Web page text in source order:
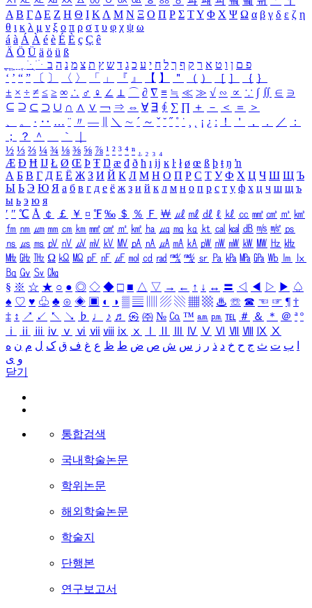
Α Β ΓΔ Ε Ζ Η Θ Ι ΚΛ Μ Ν Ξ Ο Π Ρ Σ ΤΥ Φ Χ Ψ Ω α β γ δ ε ζ η
θ ι κ λ μ ν ξ ο π ρ σ τ υ φ χ ψ ω
á à Á À é è É È ç Ç ê
Ä Ö Ü ä ö ü ß
ִֶֹ ֻּ ׁׂ פ ם ן ו ט א ר ק ף ך ל ח י ע כ ג ד ש ץ ת צ מ נ ה ב
‘ ’ “ ” 〔 〕 〈 〉 「 」 『 』 【 】 ＂ （ ） ［ ］ ｛ ｝
± × ÷ ≠ ≤ ≥ ∞ ∴ ♂ ♀ ∠ ⊥ ⌒ ∂ ∇ ≡ ≒ ≪ ≫ √ ∽ ∝ ∵ ∫ ∬ ∈ ∋
⊆ ⊇ ⊂ ⊃ ∪ ∩ ∧ ∨ ￢ ⇒ ⇔ ∀ ∃ ∮ ∑ ∏ ＋ － ＜ ＝
＞
、
。 · ‥ … ¨ 〃 ― ＼ ∼ ´ ～ ˇ ˘ ˝ ˚ ˙ ¸ ¡ ¿ ː ！ ＇ ， ． ／
：
；
？ ＾ ｀
½ ⅓ ⅔ ¼ ¾ ⅛ ⅜ ⅝ ⅞ ¹ ² ³ ⁴ ⁿ ₁ ₂ ₃ ₄
Æ Ð Ħ Ĳ Ł Ø Œ Þ Ŧ Ŋ æ đ ð ħ ı ĳ ĸ ŀ ł ø œ ß þ ŧ ŋ ŉ
А Б В Г Д Е Ё Ж З И Й К Л М Н О П Р С Т У Ф Х Ц Ч Ш Щ Ъ
Ы Ь Э Ю Я а б в г д е ё ж з и й к л м н о п р с т у ф х ц ч ш щ ъ
ы ь э ю я
′ ″ ℃ Å ￠ ￡ ￥ ¤ ℉ ‰ ＄ ％ Ｆ ￦ ㎕ ㎖ ㎗ ℓ ㎘ ㏄ ㎣ ㎤ ㎥ ㎦
㎙ ㎚ ㎛ ㎜ ㎝ ㎞ ㎟ ㎠ ㎡ ㎢ ㏊ ㎍ ㎎ ㎏ ㏏ ㎈ ㎉ ㏈ ㎧ ㎨ ㎰
㎱ ㎲ ㎳ ㎴ ㎵ ㎶ ㎷ ㎸ ㎹ ㎀ ㎁ ㎂ ㎃ ㎄ ㎺ ㎻ ㎽ ㎾ ㎿ ㎐ ㎑
㎒ ㎓ ㎔ Ω ㏀ ㏁ ㎊ ㎋ ㎌ ㏖ ㏅ ㎭ ㎮ ㎯ ㏛ ㎩ ㎪ ㎫ ㎬ ㏝ ㏐
㏓
㏃ ㏉ ㏜ ㏆
§ ※ ☆ ★ ○ ● ◎ ◇ ◆ □ ■ △ ▽ → ← ↑ ↓ ↔ 〓 ◁ ◀ ▷ ▶ ♤
♠ ♡ ♥ ♧ ♣ ⊙ ◈ ▣ ◐ ◑ ▒ ▤ ▨ ▧ ▦ ▩ ♨ ☏ ☎ ☜ ☞ ¶ †
‡ ↕ ↗ ↙ ↖ ↘ ♭ ♩ ♪ ♬ ㉿ ㈜ № ㏇ ™ ㏂ ㏘ ℡ ＃ ＆ ＊ ＠ ª º
ⅰ
ⅱ ⅲ ⅳ ⅴ ⅵ ⅶ ⅷ ⅸ ⅹ Ⅳ Ⅴ Ⅵ Ⅶ Ⅷ Ⅸ Ⅹ
ب ت ث ج ح خ د ذ ر ز س ش ص ض ط ظ ع غ ف ق ک ل م ن ه
و ی
닫기
통합검색
국내학술논문
학위논문
해외학술논문
학술지
단행본
연구보고서